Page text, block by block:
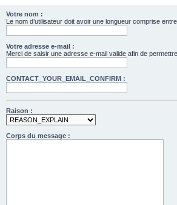
Votre nom :
Le nom d’utilisateur doit avoir une longueur comprise
Votre adresse e-mail :
Merci de saisir une adresse e-mail valide afin de
CONTACT_YOUR_EMAIL_CONFIRM :
Raison :
Corps du message :